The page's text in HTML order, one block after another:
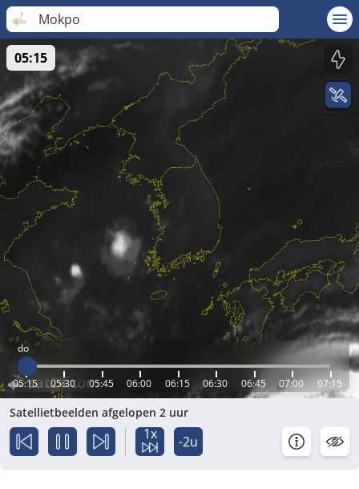
Mokpo
do
05:15 05:30 05:45 06:00 06:15 06:30 06:45 07:00 07:15
05:15
Satellietbeelden afgelopen 2 uur
1x -2u